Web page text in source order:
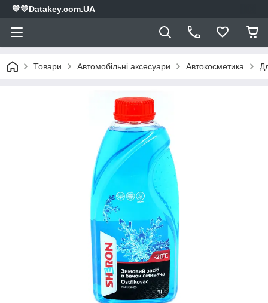
💙💛Datakey.com.UA
Товари Автомобільні аксесуари Автокосметика